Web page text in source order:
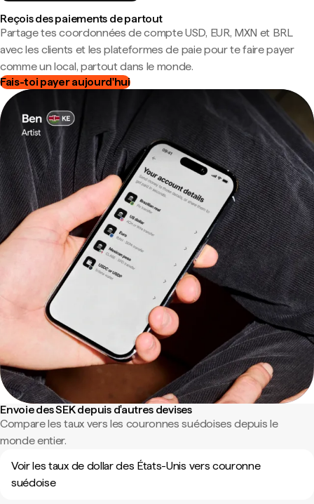
Reçois des paiements de partout
Partage tes coordonnées de compte USD, EUR, MXN et BRL
avec les clients et les plateformes de paie pour te faire payer
comme un local, partout dans le monde.
Fais-toi payer aujourd'hui
Envoie des SEK depuis d'autres devises
Compare les taux vers les couronnes suédoises depuis le
monde entier.
Voir les taux de dollar des États-Unis vers couronne
suédoise